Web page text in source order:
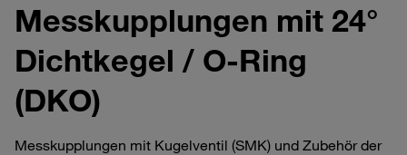
Messkupplungen mit 24°
Dichtkegel / O-Ring
(DKO)
Messkupplungen mit Kugelventil (SMK) und Zubehör der